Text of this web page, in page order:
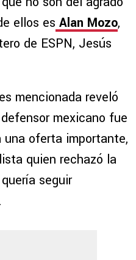
ellos es Alan Mozo,
de ESPN, Jesús
mencionada reveló
mexicano fue
una oferta importante,
quien rechazó la
seguir